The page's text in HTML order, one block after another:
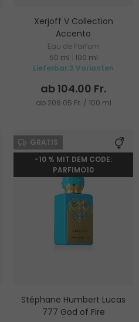
Xerjoff V Collection
Accento
Eau de Parfum
50 ml
100 ml
Lieferbar 3 Varianten
ab 104.00 Fr.
ab 208.05 Fr. / 100 ml
GRATIS
-10 % MIT DEM CODE:
PARFIMO10
Stéphane Humbert Lucas
777 God of Fire